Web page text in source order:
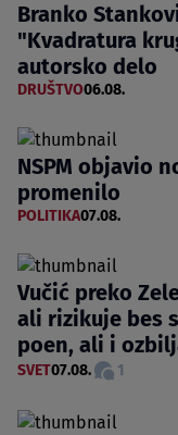
Branko
"Kvadratura
autorsko delo
DRUŠTVO06.08.
NSPM objavio
promenilo
POLITIKA07.08.
Vučić preko
ali rizikuje bes
poen, ali i
SVET07.08. 1